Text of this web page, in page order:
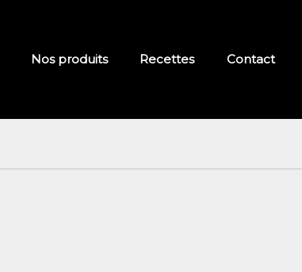
Nos produits Recettes Contact